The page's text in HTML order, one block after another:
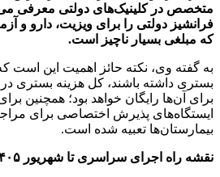
فرانشیز دولتی را برای ویزیت، دارو و
که مبلغی بسیار ناچیز است.
به گفته وی، نکته حائز اهمیت این است که
بستری داشته باشند، کل هزینه بستری
برای آن‌ها رایگان خواهد بود؛ همچنین
ایستگاه‌های پذیرش اختصاصی برای
بیمارستان‌ها تعبیه شده است.
نقشه راه اجرای سراسری تا شهریور ۱۴۰۵